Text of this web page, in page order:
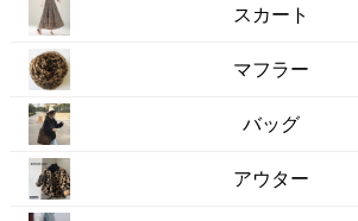
スカート
マフラー
バッグ
アウター